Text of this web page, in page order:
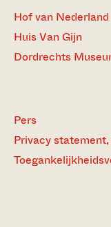
Hof van Nederland
Huis Van Gijn
Dordrechts
Pers
Privacy